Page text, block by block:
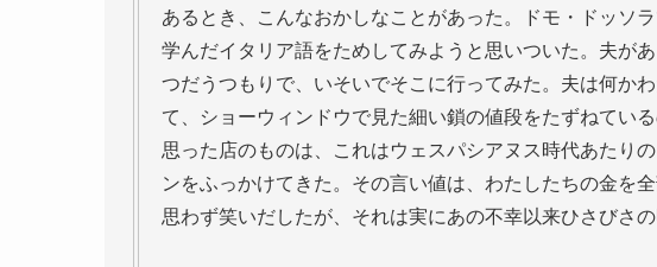
あるとき、こんなおかしなことがあった。ドモ・ドッソ
学んだイタリア語をためしてみようと思いついた。夫が
つだうつもりで、いそいでそこに行ってみた。夫は何か
て、ショーウィンドウで見た細い鎖の値段をたずねてい
思った店のものは、これはウェスパシアヌス時代あたり
ンをふっかけてきた。その言い値は、わたしたちの金を
思わず笑いだしたが、それは実にあの不幸以来ひさびさ